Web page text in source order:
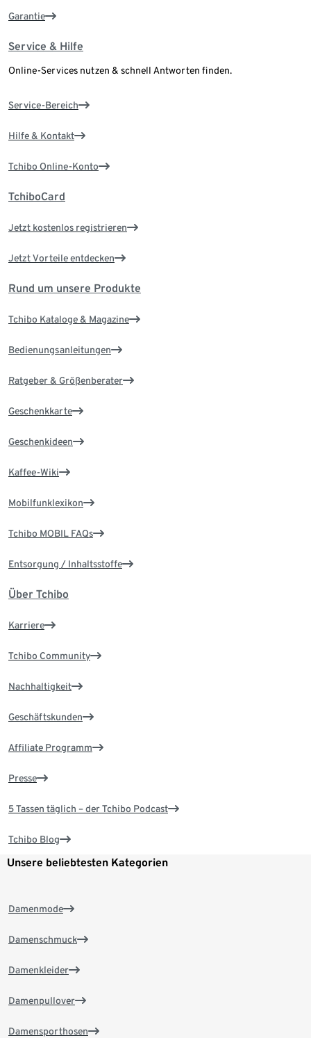
Garantie
Service & Hilfe
Online-Services nutzen & schnell Antworten finden.
Service-Bereich
Hilfe & Kontakt
Tchibo Online-Konto
TchiboCard
Jetzt kostenlos registrieren
Jetzt Vorteile entdecken
Rund um unsere Produkte
Tchibo Kataloge & Magazine
Bedienungsanleitungen
Ratgeber & Größenberater
Geschenkkarte
Geschenkideen
Kaffee-Wiki
Mobilfunklexikon
Tchibo MOBIL FAQs
Entsorgung / Inhaltsstoffe
Über Tchibo
Karriere
Tchibo Community
Nachhaltigkeit
Geschäftskunden
Affiliate Programm
Presse
5 Tassen täglich – der Tchibo Podcast
Tchibo Blog
Unsere beliebtesten Kategorien
Damenmode
Damenschmuck
Damenkleider
Damenpullover
Damensporthosen